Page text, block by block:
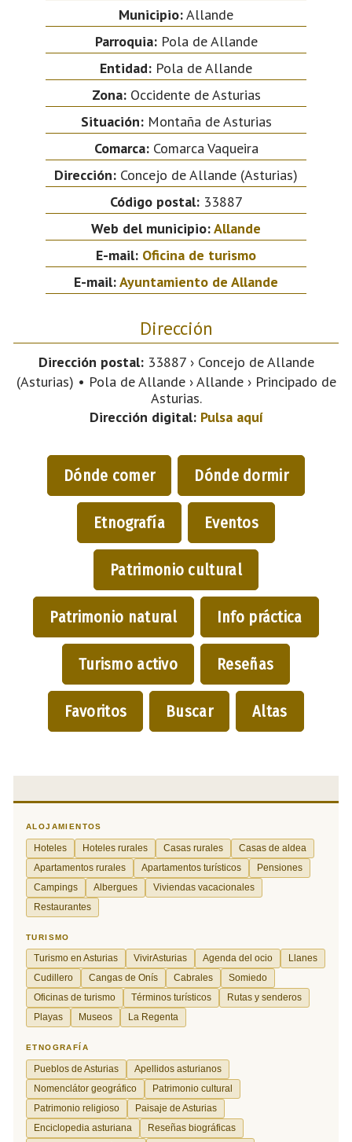
Municipio:Allande
Parroquia:Pola de Allande
Entidad: Pola de Allande
Zona:Occidente de Asturias
Situación:Montaña de Asturias
Comarca:Comarca Vaqueira
Dirección: Concejo de Allande (Asturias)
Código postal:33887
Web del municipio:Allande
E-mail: Oficina de turismo
E-mail:Ayuntamiento de Allande
Dirección
Dirección postal:33887 › Concejo de Allande
(Asturias) • Pola de Allande › Allande › Principado de
Asturias.
Dirección digital: Pulsa aquí
Dónde comer Dónde dormir
Etnografía Eventos
Patrimonio cultural
Patrimonio natural Info práctica
Turismo activo Reseñas
Favoritos Buscar Altas